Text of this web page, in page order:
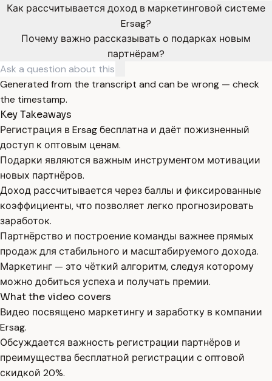
Как рассчитывается доход в маркетинговой системе
Ersag?
Почему важно рассказывать о подарках новым
партнёрам?
Generated from the transcript and can be wrong — check
the timestamp.
Key Takeaways
Регистрация в Ersag бесплатна и даёт пожизненный
доступ к оптовым ценам.
Подарки являются важным инструментом мотивации
новых партнёров.
Доход рассчитывается через баллы и фиксированные
коэффициенты, что позволяет легко прогнозировать
заработок.
Партнёрство и построение команды важнее прямых
продаж для стабильного и масштабируемого дохода.
Маркетинг — это чёткий алгоритм, следуя которому
можно добиться успеха и получать премии.
What the video covers
Видео посвящено маркетингу и заработку в компании
Ersag.
Обсуждается важность регистрации партнёров и
преимущества бесплатной регистрации с оптовой
скидкой 20%.